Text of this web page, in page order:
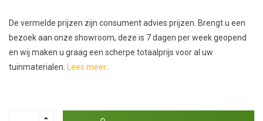
De vermelde prijzen zijn consument advies prijzen. Brengt u een
bezoek aan onze showroom, deze is 7 dagen per week geopend
en wij maken u graag een scherpe totaalprijs voor al uw
tuinmaterialen. Lees meer..